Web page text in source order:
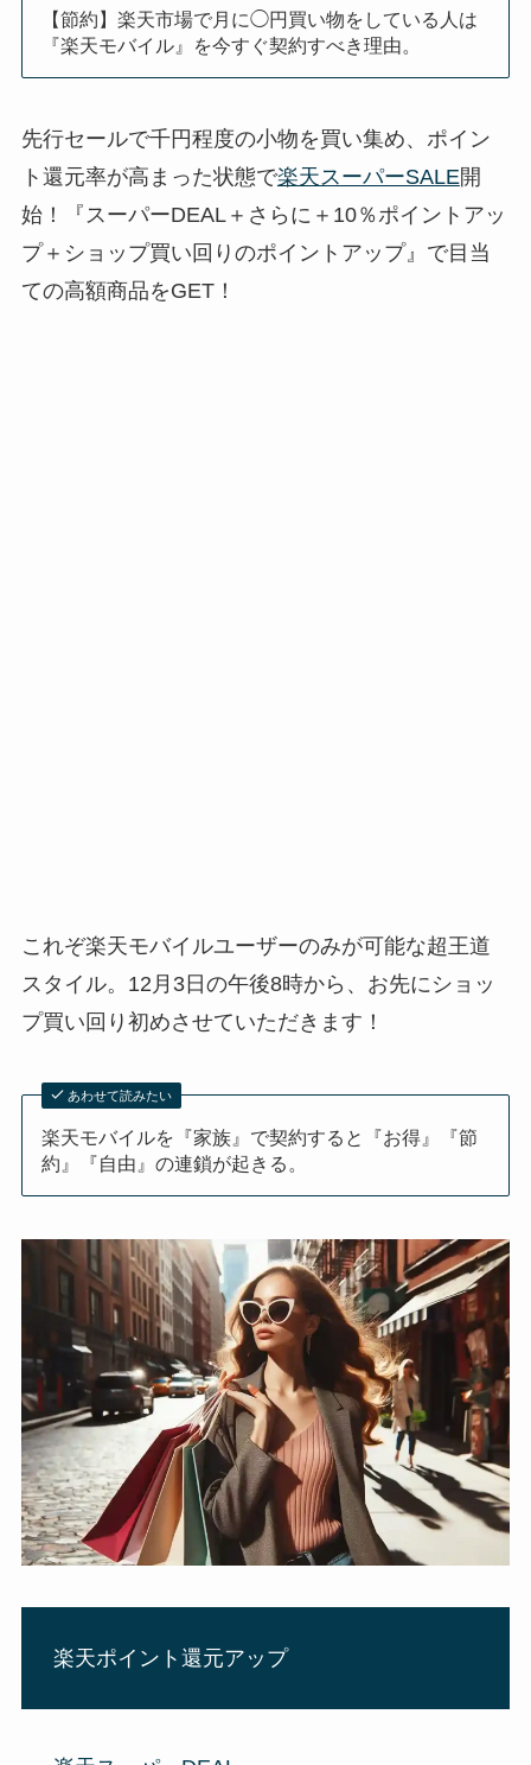
【節約】楽天市場で月に◯円買い物をしている人は
『楽天モバイル』を今すぐ契約すべき理由。
先行セールで千円程度の小物を買い集め、ポイン
ト還元率が高まった状態で楽天スーパーSALE開
始！『スーパーDEAL＋さらに＋10％ポイントアッ
プ＋ショップ買い回りのポイントアップ』で目当
ての高額商品をGET！
これぞ楽天モバイルユーザーのみが可能な超王道
スタイル。12月3日の午後8時から、お先にショッ
プ買い回り初めさせていただきます！
あわせて読みたい
楽天モバイルを『家族』で契約すると『お得』『節
約』『自由』の連鎖が起きる。
楽天ポイント還元アップ